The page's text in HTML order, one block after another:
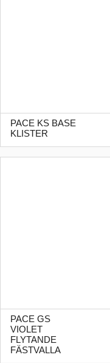
PACE KS BASE
KLISTER
PACE GS
VIOLET
FLYTANDE
FÄSTVALLA